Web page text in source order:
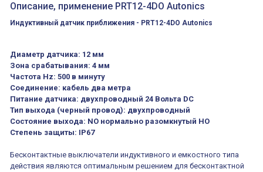
Описание, применение PRT12-4DO Autonics
Индуктивный датчик приближения - PRT12-4DO Autonics
Диаметр датчика: 12 мм
Зона срабатывания: 4 мм
Частота Hz: 500 в минуту
Соединение: кабель два метра
Питание датчика: двухпроводный 24 Вольта DC
Тип выхода (черный провод): двухпроводный
Состояние выхода: NO нормально разомкнутый НО
Степень защиты: IP67
Бесконтактные выключатели индуктивного и емкостного типа
действия являются оптимальным решением для бесконтактной